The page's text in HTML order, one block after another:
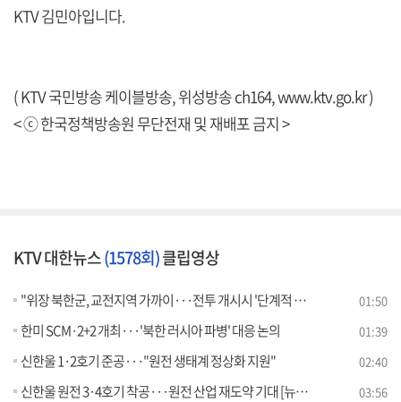
KTV 김민아입니다.
( KTV 국민방송 케이블방송, 위성방송 ch164,www.ktv.go.kr)
< ⓒ 한국정책방송원 무단전재 및 재배포 금지 >
KTV 대한뉴스(1578회)클립영상
"위장 북한군, 교전지역 가까이···전투 개시시 '단계적 조치'" 01:50
한미 SCM·2+2 개최···'북한 러시아 파병' 대응 논의 01:39
신한울 1·2호기 준공···"원전 생태계 정상화 지원" 02:40
신한울 원전 3·4호기 착공···원전 산업 재도약 기대 [뉴스의 맥] 03:56